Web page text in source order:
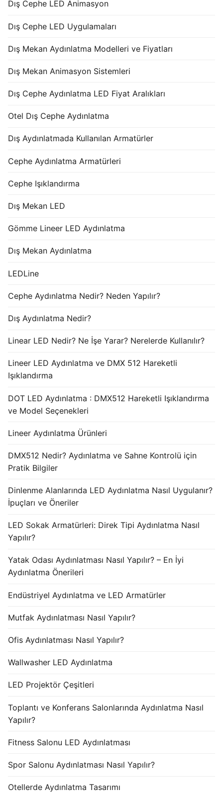
Dış Cephe LED Animasyon
Dış Cephe LED Uygulamaları
Dış Mekan Aydınlatma Modelleri ve Fiyatları
Dış Mekan Animasyon Sistemleri
Dış Cephe Aydınlatma LED Fiyat Aralıkları
Otel Dış Cephe Aydınlatma
Dış Aydınlatmada Kullanılan Armatürler
Cephe Aydınlatma Armatürleri
Cephe Işıklandırma
Dış Mekan LED
Gömme Lineer LED Aydınlatma
Dış Mekan Aydınlatma
LEDLine
Cephe Aydınlatma Nedir? Neden Yapılır?
Dış Aydınlatma Nedir?
Linear LED Nedir? Ne İşe Yarar? Nerelerde Kullanılır?
Lineer LED Aydınlatma ve DMX 512 Hareketli
Işıklandırma
DOT LED Aydınlatma : DMX512 Hareketli Işıklandırma
ve Model Seçenekleri
Lineer Aydınlatma Ürünleri
DMX512 Nedir? Aydınlatma ve Sahne Kontrolü için
Pratik Bilgiler
Dinlenme Alanlarında LED Aydınlatma Nasıl Uygulanır?
İpuçları ve Öneriler
LED Sokak Armatürleri: Direk Tipi Aydınlatma Nasıl
Yapılır?
Yatak Odası Aydınlatması Nasıl Yapılır? – En İyi
Aydınlatma Önerileri
Endüstriyel Aydınlatma ve LED Armatürler
Mutfak Aydınlatması Nasıl Yapılır?
Ofis Aydınlatması Nasıl Yapılır?
Wallwasher LED Aydınlatma
LED Projektör Çeşitleri
Toplantı ve Konferans Salonlarında Aydınlatma Nasıl
Yapılır?
Fitness Salonu LED Aydınlatması
Spor Salonu Aydınlatması Nasıl Yapılır?
Otellerde Aydınlatma Tasarımı